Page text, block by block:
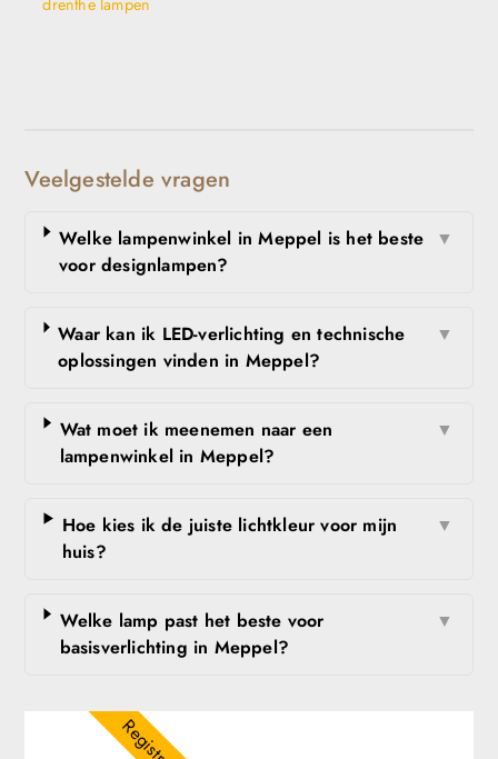
Veelgestelde vragen
Welke lampenwinkel in Meppel is het beste
voor designlampen?
▼
Waar kan ik LED-verlichting en technische
oplossingen vinden in Meppel?
▼
Wat moet ik meenemen naar een
lampenwinkel in Meppel?
▼
Hoe kies ik de juiste lichtkleur voor mijn
huis?
▼
Welke lamp past het beste voor
basisverlichting in Meppel?
▼